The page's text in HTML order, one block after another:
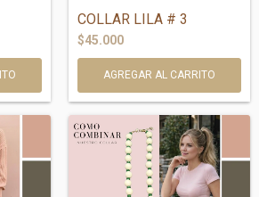
COLLAR LILA # 3
$45.000